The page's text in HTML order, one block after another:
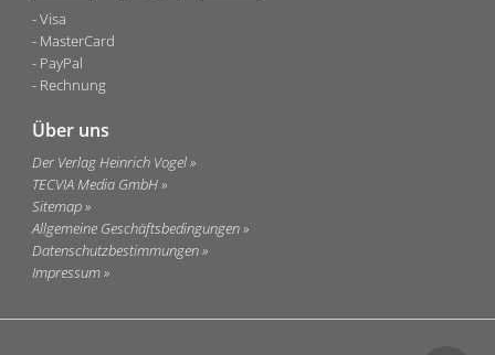
Visa
MasterCard
PayPal
Rechnung
Über uns
Der Verlag Heinrich Vogel
TECVIA Media GmbH
Sitemap
Allgemeine Geschäftsbedingungen
Datenschutzbestimmungen
Impressum